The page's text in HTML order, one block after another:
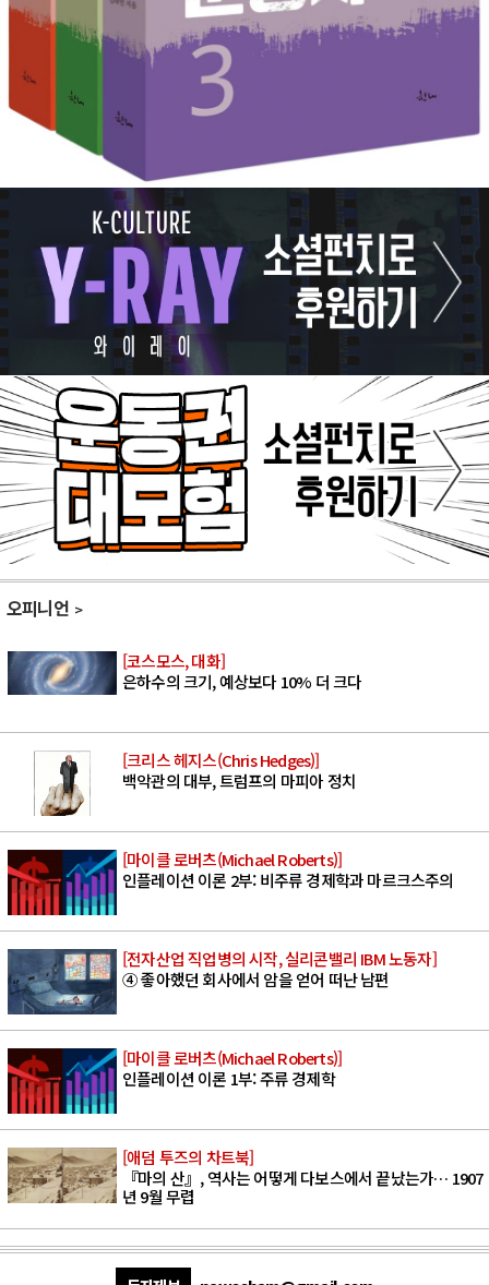
오피니언
[코스모스, 대화]
은하수의 크기, 예상보다 10% 더 크다
[크리스 헤지스(Chris Hedges)]
백악관의 대부, 트럼프의 마피아 정치
[마이클 로버츠(Michael Roberts)]
인플레이션 이론 2부: 비주류 경제학과 마르크스주의
[전자산업 직업병의 시작, 실리콘밸리 IBM 노동자]
④ 좋아했던 회사에서 암을 얻어 떠난 남편
[마이클 로버츠(Michael Roberts)]
인플레이션 이론 1부: 주류 경제학
[애덤 투즈의 차트북]
『마의 산』, 역사는 어떻게 다보스에서 끝났는가… 1907
년 9월 무렵